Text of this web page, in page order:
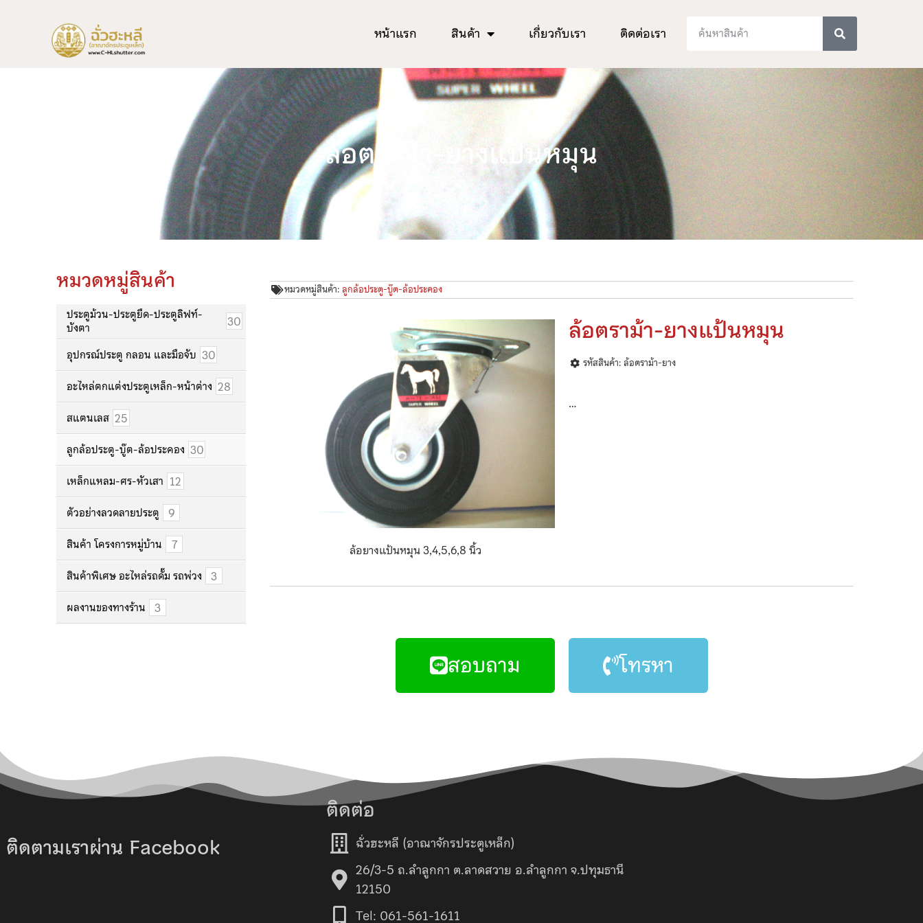
หน้าแรก สินค้า เกี่ยวกับเรา ติดต่อเรา
ล้อตราม้า-ยางแป้นหมุน
หมวดหมู่สินค้า
ประตูม้วน-ประตูยืด-ประตูลิฟท์-
บังตา
30
อุปกรณ์ประตู กลอน และมือจับ 30
อะไหล่ตกแต่งประตูเหล็ก-หน้าต่าง 28
สแตนเลส 25
ลูกล้อประตู-บู๊ต-ล้อประคอง 30
เหล็กแหลม-ศร-หัวเสา 12
ตัวอย่างลวดลายประตู 9
สินค้า โครงการหมู่บ้าน 7
สินค้าพิเศษ อะไหล่รถดั๊ม รถพ่วง 3
ผลงานของทางร้าน 3
หมวดหมู่สินค้า:ลูกล้อประตู-บู๊ต-ล้อประคอง
ล้อยางแป้นหมุน 3,4,5,6,8 นิ้ว
ล้อตราม้า-ยางแป้นหมุน
รหัสสินค้า: ล้อตราม้า-ยาง
…
สอบถาม โทรหา
ติดตามเราผ่าน Facebook
ติดต่อ
ฉั่วฮะหลี (อาณาจักรประตูเหล็ก)
26/3-5 ถ.ลำลูกกา ต.ลาดสวาย อ.ลำลูกกา จ.ปทุมธานี
12150
Tel: 061-561-1611